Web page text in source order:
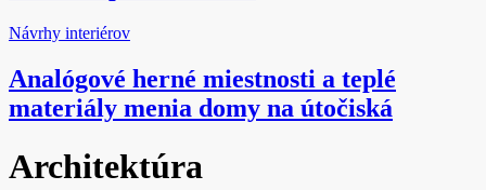
Návrhy interiérov
Analógové herné miestnosti a teplé
materiály menia domy na útočiská
Architektúra